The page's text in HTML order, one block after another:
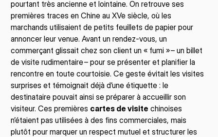
pourtant très ancienne et lointaine. On retrouve ses
premières traces en Chine au XVe siècle, où les
marchands utilisaient de petits feuillets de papier pour
annoncer leur venue. Avant un rendez-vous, un
commerçant glissait chez son client un « fumi » – un billet
de visite rudimentaire – pour se présenter et planifier la
rencontre en toute courtoisie. Ce geste évitait les visites
surprises et témoignait déjà d’une étiquette : le
destinataire pouvait ainsi se préparer à accueillir son
visiteur. Ces premières cartes de visite chinoises
n’étaient pas utilisées à des fins commerciales, mais
plutôt pour marquer un respect mutuel et structurer les